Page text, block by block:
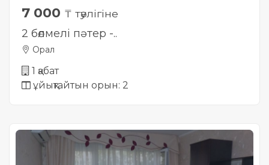
7 000 ₸ тәулігіне
2 бөлмелі пәтер -..
Орал
1 қабат
ұйықтайтын орын: 2